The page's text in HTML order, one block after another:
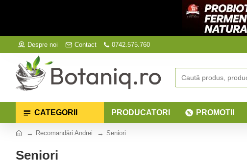
Despre noi Contact 0742.575.760
CATEGORII PRODUCATORI PROMOTII
Recomandări Andrei Seniori
Seniori